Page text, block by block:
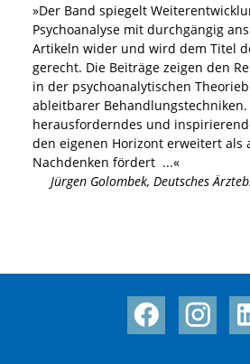
»Der Band spiegelt
Psychoanalyse mit durchgängig
Artikeln wider und wird dem Titel
gerecht. Die Beiträge zeigen den
in der psychoanalytischen
ab­leitbarer Behandlungstechniken.
herausforderndes und
den eigenen Horizont erweitert als
Nachdenken fördert ...«
Jürgen Golombek, Deutsches